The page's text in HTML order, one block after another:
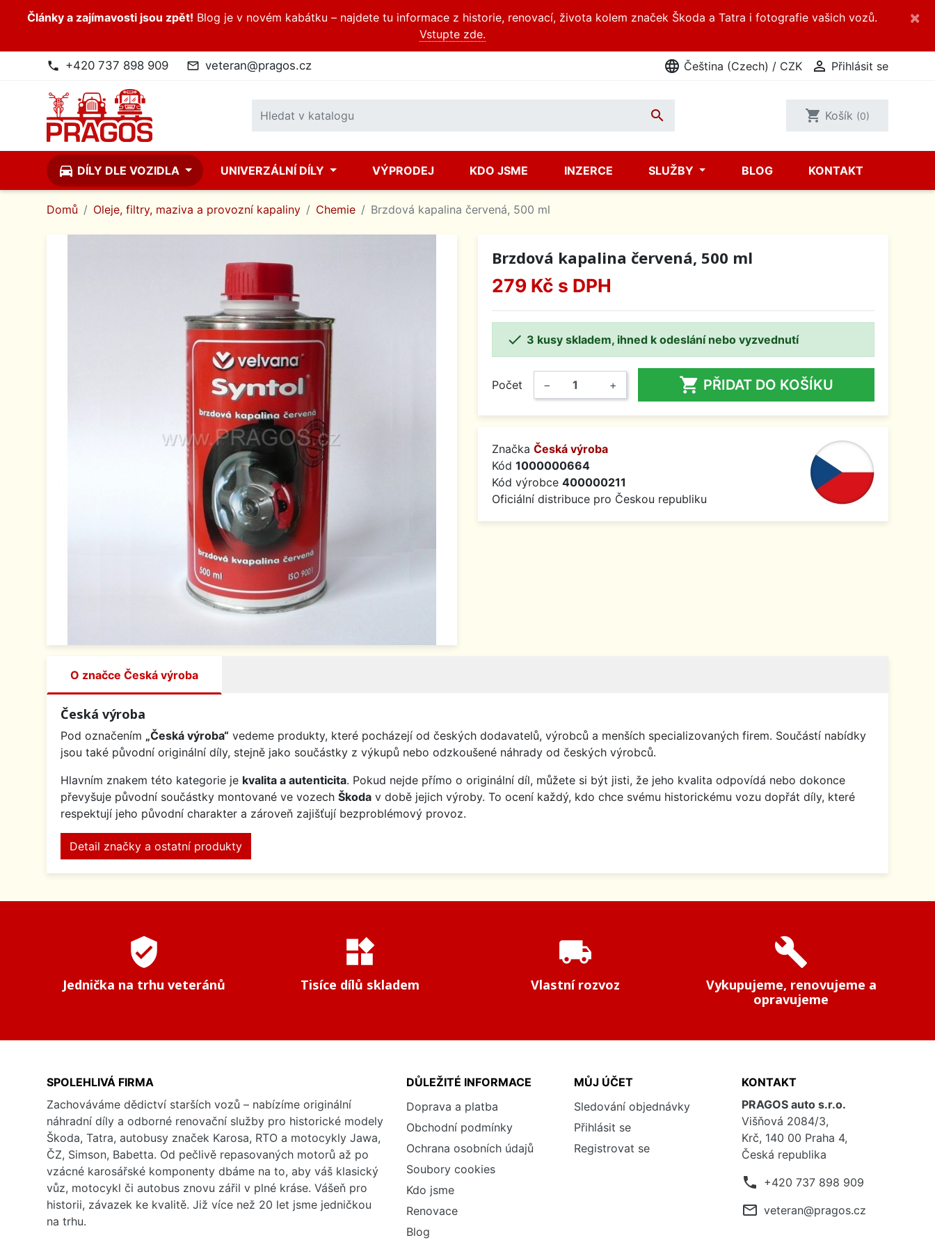
Články a zajímavosti jsou zpět! Blog je v novém kabátku – najdete tu informace z historie, renovací, života kolem značek Škoda a Tatra i fotografie vašich vozů.
Vstupte zde.
×
phone +420 737 898 909 mail_outline veteran@pragos.cz language Čeština (Czech) / CZK  Přihlásit se
 shopping_cart Košík (0)
directions_car DÍLY DLE VOZIDLA UNIVERZÁLNÍ DÍLY VÝPRODEJ KDO JSME INZERCE SLUŽBY BLOG KONTAKT
Domů Oleje, filtry, maziva a provozní kapaliny Chemie Brzdová kapalina červená, 500 ml
Brzdová kapalina červená, 500 ml
279 Kč s DPH
 3 kusy skladem, ihned k odeslání nebo vyzvednutí
Počet − +  PŘIDAT DO KOŠÍKU
Značka Česká výroba
Kód 1000000664
Kód výrobce 400000211
Oficiální distribuce pro Českou republiku
O značce Česká výroba
Česká výroba
Pod označením „Česká výroba“ vedeme produkty, které pocházejí od českých dodavatelů, výrobců a menších specializovaných firem. Součástí nabídky
jsou také původní originální díly, stejně jako součástky z výkupů nebo odzkoušené náhrady od českých výrobců.
Hlavním znakem této kategorie je kvalita a autenticita. Pokud nejde přímo o originální díl, můžete si být jisti, že jeho kvalita odpovídá nebo dokonce
převyšuje původní součástky montované ve vozech Škoda v době jejich výroby. To ocení každý, kdo chce svému historickému vozu dopřát díly, které
respektují jeho původní charakter a zároveň zajišťují bezproblémový provoz.
Detail značky a ostatní produkty
verified_user
Jednička na trhu veteránů
widgets
Tisíce dílů skladem
local_shipping
Vlastní rozvoz
build
Vykupujeme, renovujeme a
opravujeme
SPOLEHLIVÁ FIRMA
Zachováváme dědictví starších vozů – nabízíme originální
náhradní díly a odborné renovační služby pro historické modely
Škoda, Tatra, autobusy značek Karosa, RTO a motocykly Jawa,
ČZ, Simson, Babetta. Od pečlivě repasovaných motorů až po
vzácné karosářské komponenty dbáme na to, aby váš klasický
vůz, motocykl či autobus znovu zářil v plné kráse. Vášeň pro
historii, závazek ke kvalitě. Již více než 20 let jsme jedničkou
na trhu.
DŮLEŽITÉ INFORMACE
Doprava a platba
Obchodní podmínky
Ochrana osobních údajů
Soubory cookies
Kdo jsme
Renovace
Blog
MŮJ ÚČET
Sledování objednávky
Přihlásit se
Registrovat se
KONTAKT
PRAGOS auto s.r.o.
Višňová 2084/3,
Krč, 140 00 Praha 4,
Česká republika
phone +420 737 898 909
mail_outline veteran@pragos.cz